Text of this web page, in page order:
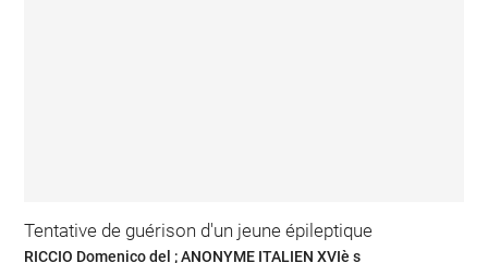
Tentative de guérison d'un jeune épileptique
RICCIO Domenico del ; ANONYME ITALIEN XVIè s